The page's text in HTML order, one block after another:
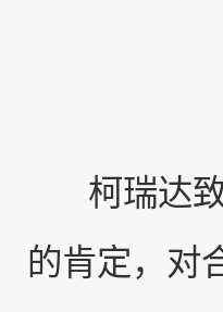
柯瑞达
的肯定，对